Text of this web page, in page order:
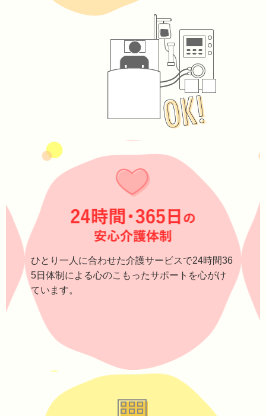
ひとり一人に合わせた介護サービスで24時間36
5日体制による心のこもったサポートを心がけ
ています。